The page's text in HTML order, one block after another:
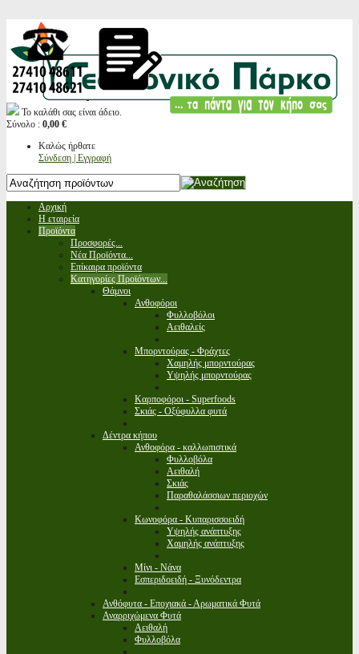
Το καλάθι σας είναι άδειο.
Σύνολο : 0,00 €
Καλώς ήρθατε
Σύνδεση | Εγγραφή
Αρχική
Η εταιρεία
Προϊόντα
Προσφορές...
Νέα Προϊόντα...
Επίκαιρα προϊόντα
Κατηγορίες Προϊόντων...
Θάμνοι
Ανθοφόροι
Φυλλοβόλοι
Αειθαλείς
Μπορντούρας - Φράχτες
Χαμηλής μπορντούρας
Υψηλής μπορντούρας
Καρποφόροι - Superfoods
Σκιάς - Οξύφυλλα φυτά
Δέντρα κήπου
Ανθοφόρα - καλλωπιστικά
Φυλλοβόλα
Αειθαλή
Σκιάς
Παραθαλάσσιων περιοχών
Κωνοφόρα - Κυπαρισσοειδή
Υψηλής ανάπτυξης
Χαμηλής ανάπτυξης
Μίνι - Νάνα
Εσπεριδοειδή - Ξυνόδεντρα
Ανθόφυτα - Εποχιακά - Αρωματικά Φυτά
Αναρριχώμενα Φυτά
Αειθαλή
Φυλλοβόλα